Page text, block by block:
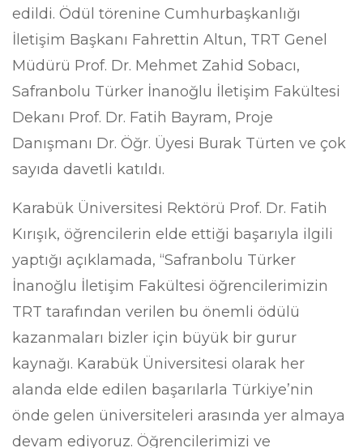
edildi. Ödül törenine Cumhurbaşkanlığı
İletişim Başkanı Fahrettin Altun, TRT Genel
Müdürü Prof. Dr. Mehmet Zahid Sobacı,
Safranbolu Türker İnanoğlu İletişim Fakültesi
Dekanı Prof. Dr. Fatih Bayram, Proje
Danışmanı Dr. Öğr. Üyesi Burak Türten ve çok
sayıda davetli katıldı.
Karabük Üniversitesi Rektörü Prof. Dr. Fatih
Kırışık, öğrencilerin elde ettiği başarıyla ilgili
yaptığı açıklamada, “Safranbolu Türker
İnanoğlu İletişim Fakültesi öğrencilerimizin
TRT tarafından verilen bu önemli ödülü
kazanmaları bizler için büyük bir gurur
kaynağı. Karabük Üniversitesi olarak her
alanda elde edilen başarılarla Türkiye’nin
önde gelen üniversiteleri arasında yer almaya
devam ediyoruz. Öğrencilerimizi ve